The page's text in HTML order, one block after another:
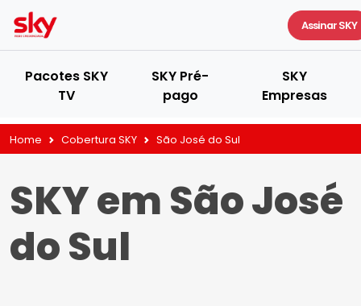
Assinar SKY
Pacotes SKY
TV
SKY Pré-
pago
SKY
Empresas
Home Cobertura SKY São José do Sul
SKY em São José
do Sul